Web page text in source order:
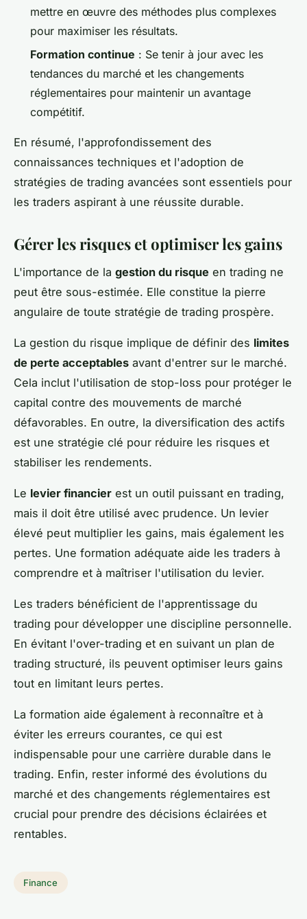
mettre en œuvre des méthodes plus complexes
pour maximiser les résultats.
Formation continue : Se tenir à jour avec les
tendances du marché et les changements
réglementaires pour maintenir un avantage
compétitif.
En résumé, l'approfondissement des
connaissances techniques et l'adoption de
stratégies de trading avancées sont essentiels pour
les traders aspirant à une réussite durable.
Gérer les risques et optimiser les gains
L'importance de la gestion du risque en trading ne
peut être sous-estimée. Elle constitue la pierre
angulaire de toute stratégie de trading prospère.
La gestion du risque implique de définir des limites
de perte acceptables avant d'entrer sur le marché.
Cela inclut l'utilisation de stop-loss pour protéger le
capital contre des mouvements de marché
défavorables. En outre, la diversification des actifs
est une stratégie clé pour réduire les risques et
stabiliser les rendements.
Le levier financier est un outil puissant en trading,
mais il doit être utilisé avec prudence. Un levier
élevé peut multiplier les gains, mais également les
pertes. Une formation adéquate aide les traders à
comprendre et à maîtriser l'utilisation du levier.
Les traders bénéficient de l'apprentissage du
trading pour développer une discipline personnelle.
En évitant l'over-trading et en suivant un plan de
trading structuré, ils peuvent optimiser leurs gains
tout en limitant leurs pertes.
La formation aide également à reconnaître et à
éviter les erreurs courantes, ce qui est
indispensable pour une carrière durable dans le
trading. Enfin, rester informé des évolutions du
marché et des changements réglementaires est
crucial pour prendre des décisions éclairées et
rentables.
Finance